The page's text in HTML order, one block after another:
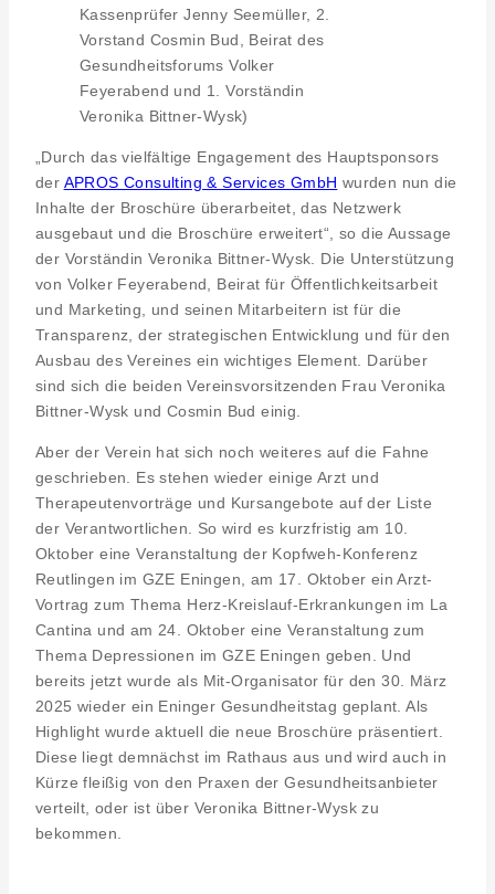
Kassenprüfer Jenny Seemüller, 2.
Vorstand Cosmin Bud, Beirat des
Gesundheitsforums Volker
Feyerabend und 1. Vorständin
Veronika Bittner-Wysk)
„Durch das vielfältige Engagement des Hauptsponsors
der APROS Consulting & Services GmbH wurden nun die
Inhalte der Broschüre überarbeitet, das Netzwerk
ausgebaut und die Broschüre erweitert“, so die Aussage
der Vorständin Veronika Bittner-Wysk. Die Unterstützung
von Volker Feyerabend, Beirat für Öffentlichkeitsarbeit
und Marketing, und seinen Mitarbeitern ist für die
Transparenz, der strategischen Entwicklung und für den
Ausbau des Vereines ein wichtiges Element. Darüber
sind sich die beiden Vereinsvorsitzenden Frau Veronika
Bittner-Wysk und Cosmin Bud einig.
Aber der Verein hat sich noch weiteres auf die Fahne
geschrieben. Es stehen wieder einige Arzt und
Therapeutenvorträge und Kursangebote auf der Liste
der Verantwortlichen. So wird es kurzfristig am 10.
Oktober eine Veranstaltung der Kopfweh-Konferenz
Reutlingen im GZE Eningen, am 17. Oktober ein Arzt-
Vortrag zum Thema Herz-Kreislauf-Erkrankungen im La
Cantina und am 24. Oktober eine Veranstaltung zum
Thema Depressionen im GZE Eningen geben. Und
bereits jetzt wurde als Mit-Organisator für den 30. März
2025 wieder ein Eninger Gesundheitstag geplant. Als
Highlight wurde aktuell die neue Broschüre präsentiert.
Diese liegt demnächst im Rathaus aus und wird auch in
Kürze fleißig von den Praxen der Gesundheitsanbieter
verteilt, oder ist über Veronika Bittner-Wysk zu
bekommen.